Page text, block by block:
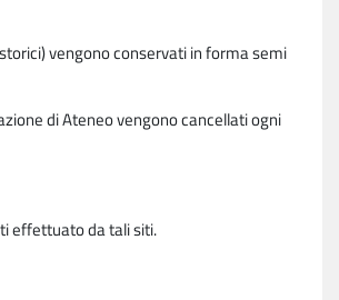
vengono conservati in forma semi
di Ateneo vengono cancellati ogni
effettuato da tali siti.